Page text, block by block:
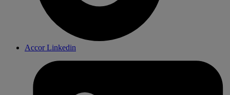
Accor Linkedin